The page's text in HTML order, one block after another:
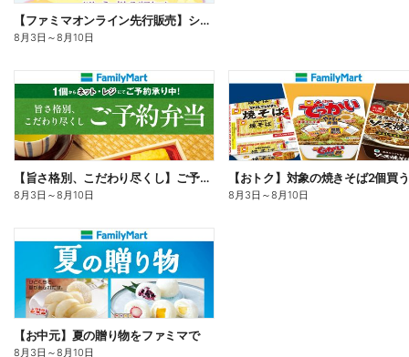
【ファミマオンライン先行販売】シルバニアファミリー
8月3日 ～8月10日
【旨さ格別、こだわり尽くし】ご予約弁当
8月3日 ～8月10日 8月3日 ～8月10日
【お中元】夏の贈り物をファミマで
8月3日 ～8月10日